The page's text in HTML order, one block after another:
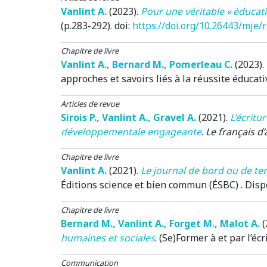
Vanlint A.(2023). Pour une véritable «
(p.283-292). doi: https://doi.org/10.26443/mje/
Chapitre de livre
Vanlint A., Bernard M., Pomerleau C.(2023).
approches et savoirs liés à la réussite
Articles de revue
Sirois P., Vanlint A., Gravel A.(2021).
développementale engageante. Le français
Chapitre de livre
Vanlint A.(2021). Le journal de bord ou de
Éditions science et bien commun (ÉSBC) .
Chapitre de livre
Bernard M., Vanlint A., Forget M., Malot A.
humaines et sociales. (Se)Former à et par
Communication